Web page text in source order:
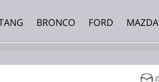
MAZDA
FORD
BRONCO